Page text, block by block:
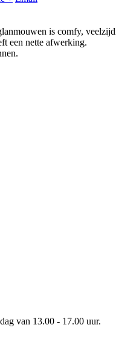
is comfy,
een nette afwerking.
van 13.00 - 17.00 uur.